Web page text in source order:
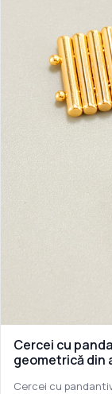
Cercei cu
geometrică din
Cercei cu